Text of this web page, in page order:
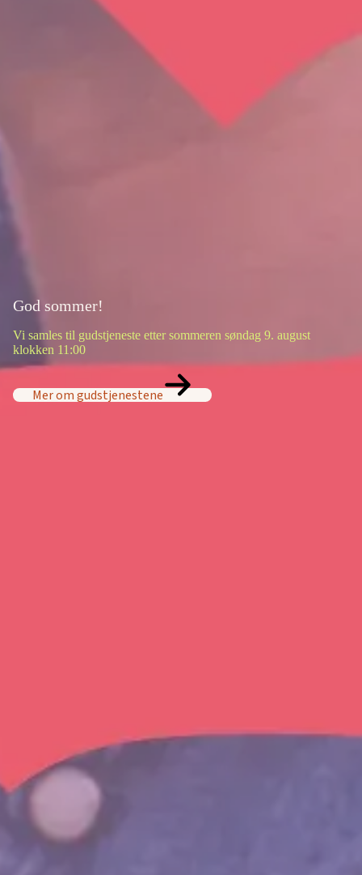
God sommer!
Vi samles til gudstjeneste etter sommeren søndag 9. august
klokken 11:00
Mer om gudstjenestene